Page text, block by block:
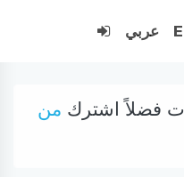
عربي
فضلاً اشترك من